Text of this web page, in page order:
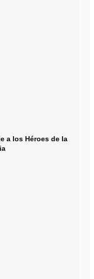
a los Héroes de la